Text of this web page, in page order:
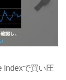
Indexで買い圧